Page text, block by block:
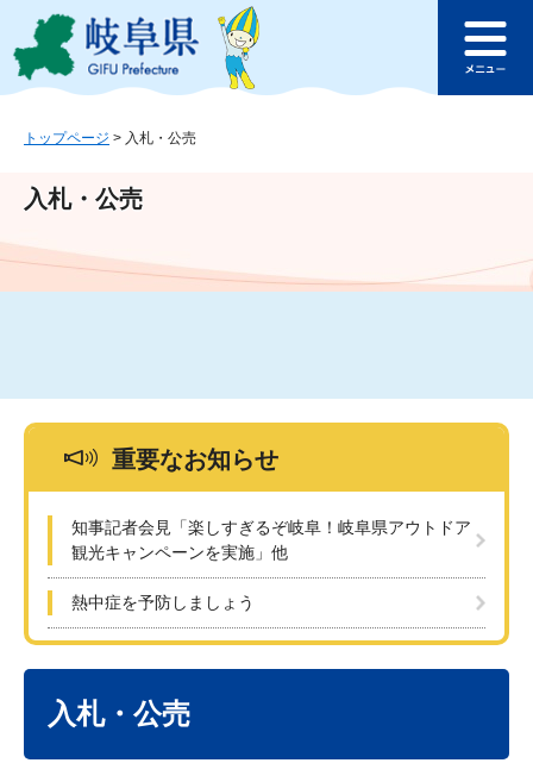
ジ
ュ
文
このページの本文へ
ュ
トップページ > 入札・公売
入札・公売
重要なお知らせ
知事記者会見「楽しすぎるぞ岐阜！岐阜県アウトドア
観光キャンペーンを実施」他
熱中症を予防しましょう
入札・公売